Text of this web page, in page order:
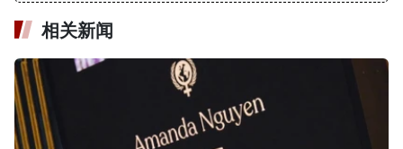
相关新闻